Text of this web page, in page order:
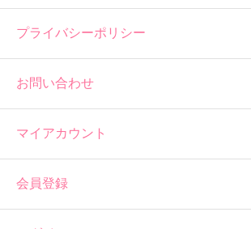
プライバシーポリシー
お問い合わせ
マイアカウント
会員登録